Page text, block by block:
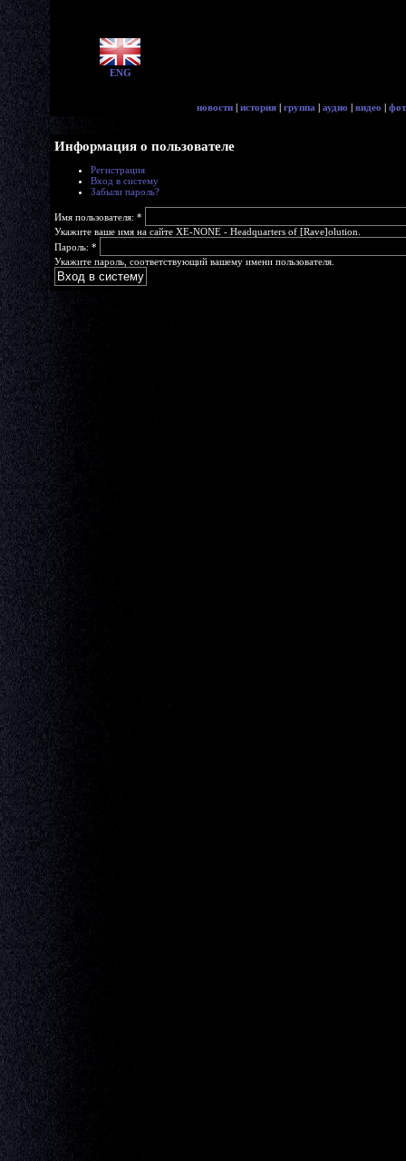
ENG
новости | история | группа | аудио | видео |
Информация о пользователе
Регистрация
Вход в систему
Забыли пароль?
Имя пользователя: *
Укажите ваше имя на сайте XE-NONE - Headquarters of [Rave]olution.
Пароль: *
Укажите пароль, соответствующий вашему имени пользователя.